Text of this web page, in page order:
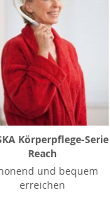
Körperpflege-Serie
Reach
und bequem
erreichen